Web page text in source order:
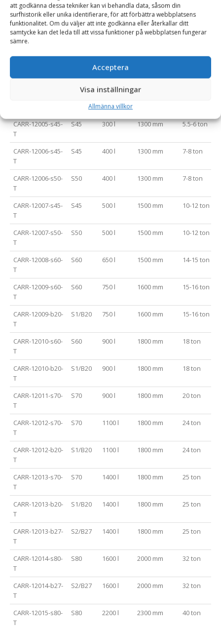
att godkänna dessa tekniker kan vi behandla data, såsom din
surfhistorik eller unika identifierare, för att förbättra webbplatsens
funktionalitet. Om du väljer att inte godkänna eller återkallar ditt
samtycke kan det leda till att vissa funktioner på webbplatsen fungerar
sämre.
Acceptera
Visa inställningar
Allmänna villkor
CARR-12002-s40-
T
S40 90 l 900 mm 2-2.5 ton
CARR-12003-s40-
T
200 l
CARR-12005-s45-
T
S45 300 l 1300 mm 5.5-6 ton
CARR-12006-s45-
T
S45 400 l 1300 mm 7-8 ton
CARR-12006-s50-
T
S50 400 l 1300 mm 7-8 ton
CARR-12007-s45-
T
S45 500 l 1500 mm 10-12 ton
CARR-12007-s50-
T
S50 500 l 1500 mm 10-12 ton
CARR-12008-s60-
T
S60 650 l 1500 mm 14-15 ton
CARR-12009-s60-
T
S60 750 l 1600 mm 15-16 ton
CARR-12009-b20-
T
S1/B20 750 l 1600 mm 15-16 ton
CARR-12010-s60-
T
S60 900 l 1800 mm 18 ton
CARR-12010-b20-
T
S1/B20 900 l 1800 mm 18 ton
CARR-12011-s70-
T
S70 900 l 1800 mm 20 ton
CARR-12012-s70-
T
S70 1100 l 1800 mm 24 ton
CARR-12012-b20-
T
S1/B20 1100 l 1800 mm 24 ton
CARR-12013-s70-
T
S70 1400 l 1800 mm 25 ton
CARR-12013-b20-
T
S1/B20 1400 l 1800 mm 25 ton
CARR-12013-b27-
T
S2/B27 1400 l 1800 mm 25 ton
CARR-12014-s80-
T
S80 1600 l 2000 mm 32 ton
CARR-12014-b27-
T
S2/B27 1600 l 2000 mm 32 ton
CARR-12015-s80-
T
S80 2200 l 2300 mm 40 ton